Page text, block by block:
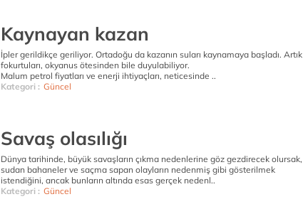
Kaynayan kazan
İpler gerildikçe geriliyor. Ortadoğu da kazanın suları kaynamaya başladı. Artık
fokurtuları, okyanus ötesinden bile duyulabiliyor.
Malum petrol fiyatları ve enerji ihtiyaçları, neticesinde ..
Kategori : Güncel
Savaş olasılığı
Dünya tarihinde, büyük savaşların çıkma nedenlerine göz gezdirecek olursak,
sudan bahaneler ve saçma sapan olayların nedenmiş gibi gösterilmek
istendiğini, ancak bunların altında esas gerçek nedenl..
Kategori : Güncel